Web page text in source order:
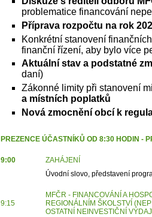
problematice financování
Příprava rozpočtu na rok
Konkrétní stanovení
finanční řízení, aby bylo více
Aktuální stav a podstatné
daní)
Zákonné limity při stanovení
a místních poplatků
Nová zmocnění obcí k
PREZENCE ÚČASTNÍKŮ OD 8:30 HODIN -
9:00
ZAHÁJENÍ
Úvodní slovo, představení
9:15
MFČR - FINANCOVÁNÍ A
REGIONÁLNÍM ŠKOLSTVÍ
OSTATNÍ
NEINVESTIČNÍ